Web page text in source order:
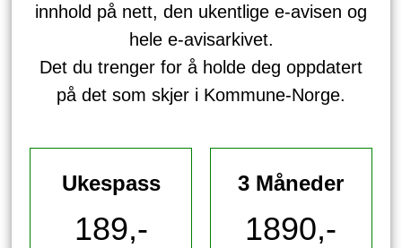
innhold på nett, den ukentlige e-avisen og
hele e-avisarkivet.
Det du trenger for å holde deg oppdatert
på det som skjer i Kommune-Norge.
Ukespass
189,-
3 Måneder
1890,-